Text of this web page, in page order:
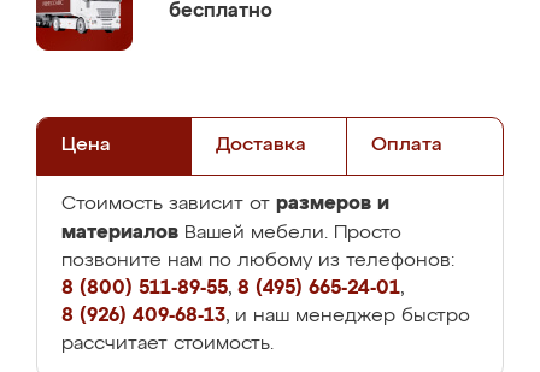
бесплатно
Цена Доставка Оплата
Стоимость зависит от размеров и
материалов Вашей мебели. Просто
позвоните нам по любому из телефонов:
8 (800) 511-89-55, 8 (495) 665-24-01,
8 (926) 409-68-13, и наш менеджер быстро
рассчитает стоимость.